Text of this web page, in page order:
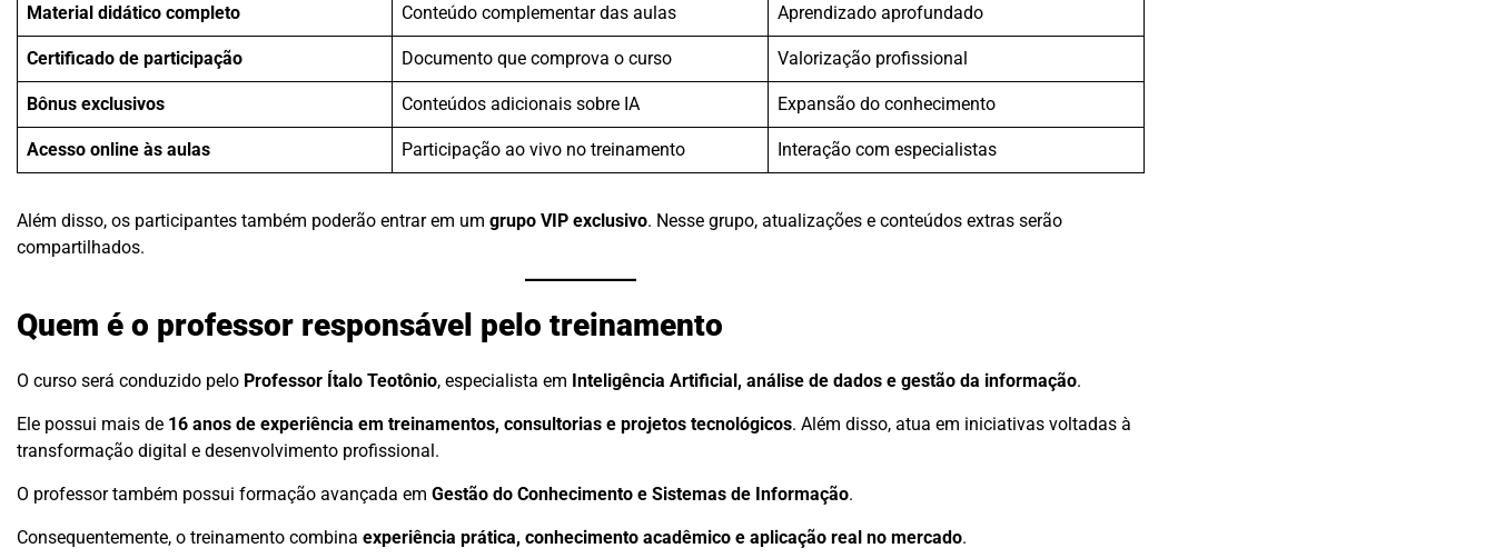
Material didático completo Conteúdo complementar das aulas Aprendizado aprofundado
Certificado de participação Documento que comprova o curso Valorização profissional
Bônus exclusivos Conteúdos adicionais sobre IA Expansão do conhecimento
Acesso online às aulas Participação ao vivo no treinamento Interação com especialistas
Além disso, os participantes também poderão entrar em um grupo VIP exclusivo. Nesse grupo, atualizações e conteúdos extras serão
compartilhados.
Quem é o professor responsável pelo treinamento
O curso será conduzido pelo Professor Ítalo Teotônio, especialista em Inteligência Artificial, análise de dados e gestão da informação.
Ele possui mais de 16 anos de experiência em treinamentos, consultorias e projetos tecnológicos. Além disso, atua em iniciativas voltadas à
transformação digital e desenvolvimento profissional.
O professor também possui formação avançada em Gestão do Conhecimento e Sistemas de Informação.
Consequentemente, o treinamento combina experiência prática, conhecimento acadêmico e aplicação real no mercado.